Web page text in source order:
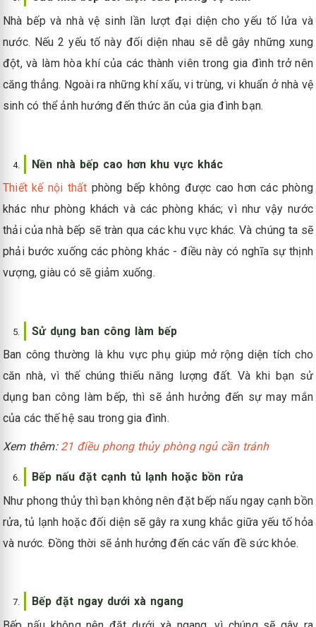
Nhà bếp và nhà vệ sinh lần lượt đại diện cho yếu tố lửa và
nước. Nếu 2 yếu tố này đối diện nhau sẽ dễ gây những xung
đột, và làm hòa khí của các thành viên trong gia đình trở nên
căng thẳng. Ngoài ra những khí xấu, vi trùng, vi khuẩn ở nhà vệ
sinh có thể ảnh hướng đến thức ăn của gia đình bạn.
Nền nhà bếp cao hơn khu vực khác
Thiết kế nội thất phòng bếp không được cao hơn các phòng
khác như phòng khách và các phòng khác; vì như vậy nước
thải của nhà bếp sẽ tràn qua các khu vực khác. Và chúng ta sẽ
phải bước xuống các phòng khác - điều này có nghĩa sự thịnh
vượng, giàu có sẽ giảm xuống.
Sử dụng ban công làm bếp
Ban công thường là khu vực phụ giúp mở rộng diện tích cho
căn nhà, vì thế chúng thiếu năng lượng đất. Và khi bạn sử
dụng ban công làm bếp, thì sẽ ảnh hưởng đến sự may mắn
của các thế hệ sau trong gia đình.
Xem thêm: 21 điều phong thủy phòng ngủ cần tránh
Bếp nấu đặt cạnh tủ lạnh hoặc bồn rửa
Như phong thủy thì bạn không nên đặt bếp nấu ngay cạnh bồn
rửa, tủ lạnh hoặc đối diện sẽ gây ra xung khắc giữa yếu tố hỏa
và nước. Đồng thời sẽ ảnh hưởng đến các vấn đề sức khỏe.
Bếp đặt ngay dưới xà ngang